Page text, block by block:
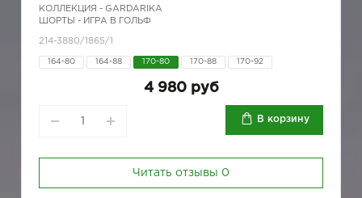
КОЛЛЕКЦИЯ - GARDARIKA
ШОРТЫ - ИГРА В ГОЛЬФ
214-3880/1865/1
164-80 164-88 170-80 170-88 170-92
4 980 руб
В корзину
Читать отзывы 0